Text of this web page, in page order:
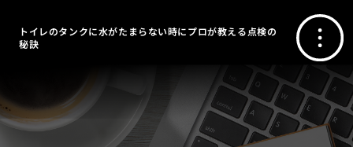
トイレのタンクに水がたまらない時にプロが教える点検の
秘訣